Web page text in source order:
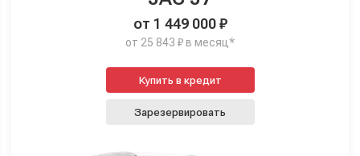
от 1 449 000 ₽
от 25 843 ₽ в месяц*
Купить в кредит
Зарезервировать